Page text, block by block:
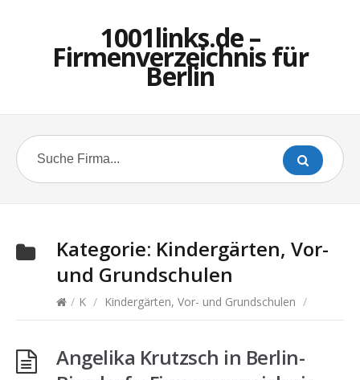
1001links.de –
Firmenverzeichnis für
Berlin
Kategorie: Kindergärten, Vor-
und Grundschulen
/ K / Kindergärten, Vor- und Grundschulen /
Angelika Krutzsch in Berlin-